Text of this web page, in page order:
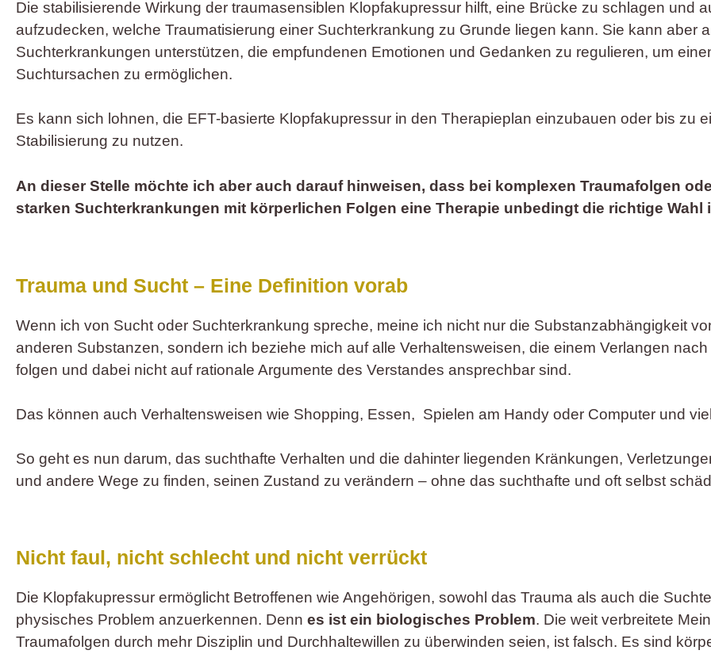
Die stabilisierende Wirkung der traumasensiblen Klopfakupressur hilft, eine Brücke zu schlagen und
aufzudecken, welche Traumatisierung einer Suchterkrankung zu Grunde liegen kann. Sie kann aber
Suchterkrankungen unterstützen, die empfundenen Emotionen und Gedanken zu regulieren, um
Suchtursachen zu ermöglichen.
Es kann sich lohnen, die EFT-basierte Klopfakupressur in den Therapieplan einzubauen oder bis zu
Stabilisierung zu nutzen.
An dieser Stelle möchte ich aber auch darauf hinweisen, dass bei komplexen Traumafolgen
starken Suchterkrankungen mit körperlichen Folgen eine Therapie unbedingt die richtige Wahl
Trauma und Sucht – Eine Definition vorab
Wenn ich von Sucht oder Suchterkrankung spreche, meine ich nicht nur die Substanzabhängigkeit
anderen Substanzen, sondern ich beziehe mich auf alle Verhaltensweisen, die einem Verlangen
folgen und dabei nicht auf rationale Argumente des Verstandes ansprechbar sind.
Das können auch Verhaltensweisen wie Shopping, Essen, Spielen am Handy oder Computer und
So geht es nun darum, das suchthafte Verhalten und die dahinter liegenden Kränkungen,
und andere Wege zu finden, seinen Zustand zu verändern – ohne das suchthafte und oft selbst
Nicht faul, nicht schlecht und nicht verrückt
Die Klopfakupressur ermöglicht Betroffenen wie Angehörigen, sowohl das Trauma als auch die
physisches Problem anzuerkennen. Denn es ist ein biologisches Problem. Die weit verbreitete
Traumafolgen durch mehr Disziplin und Durchhaltewillen zu überwinden seien, ist falsch. Es sind